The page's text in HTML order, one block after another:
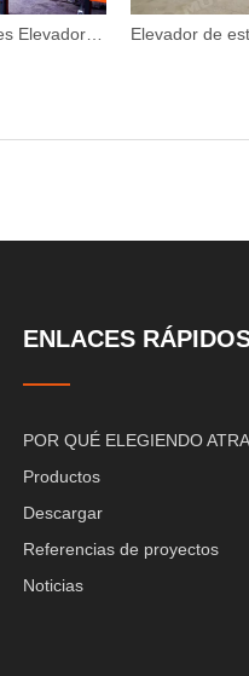
ENLACES
POR QUÉ ELEGIENDO
Productos
Descargar
Referencias de proyectos
Noticias